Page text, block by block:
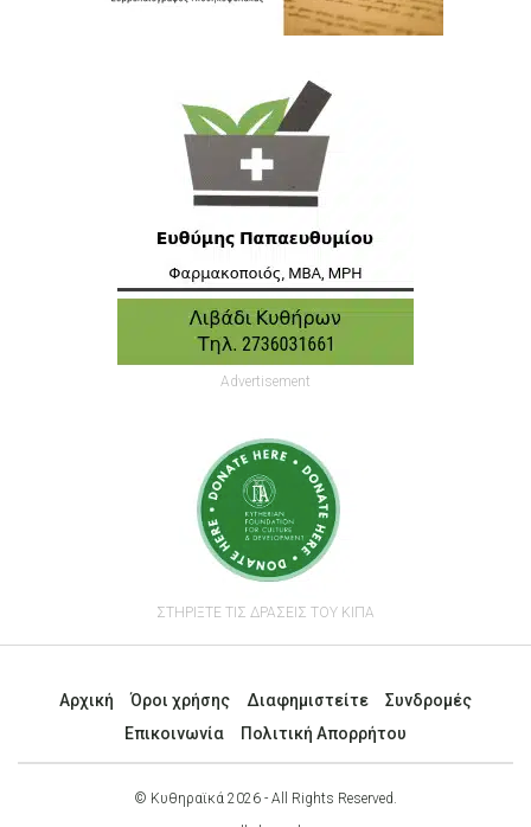
Advertisement
ΣΤΗΡΙΞΤΕ ΤΙΣ ΔΡΑΣΕΙΣ ΤΟΥ ΚΙΠΑ
Αρχική Όροι χρήσης Διαφημιστείτε
Συνδρομές
Επικοινωνία
Πολιτική Απορρήτου
© Κυθηραϊκά 2026 - All Rights Reserved.